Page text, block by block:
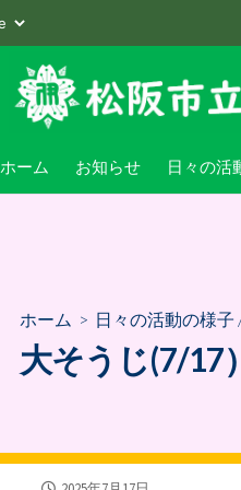
ホーム お知らせ 日々の活
伊勢寺小
ホーム > 日々の活動の様子
大そうじ(7/17）